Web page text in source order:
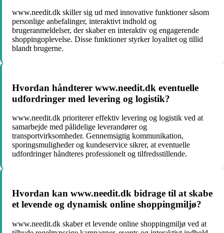
www.needit.dk skiller sig ud med innovative funktioner såsom
personlige anbefalinger, interaktivt indhold og
brugeranmeldelser, der skaber en interaktiv og engagerende
shoppingoplevelse. Disse funktioner styrker loyalitet og tillid
blandt brugerne.
Hvordan håndterer www.needit.dk eventuelle
udfordringer med levering og logistik?
www.needit.dk prioriterer effektiv levering og logistik ved at
samarbejde med pålidelige leverandører og
transportvirksomheder. Gennemsigtig kommunikation,
sporingsmuligheder og kundeservice sikrer, at eventuelle
udfordringer håndteres professionelt og tilfredsstillende.
Hvordan kan www.needit.dk bidrage til at skabe
et levende og dynamisk online shoppingmiljø?
www.needit.dk skaber et levende online shoppingmiljø ved at